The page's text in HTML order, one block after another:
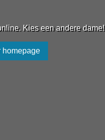
Kies een andere dame!
homepage